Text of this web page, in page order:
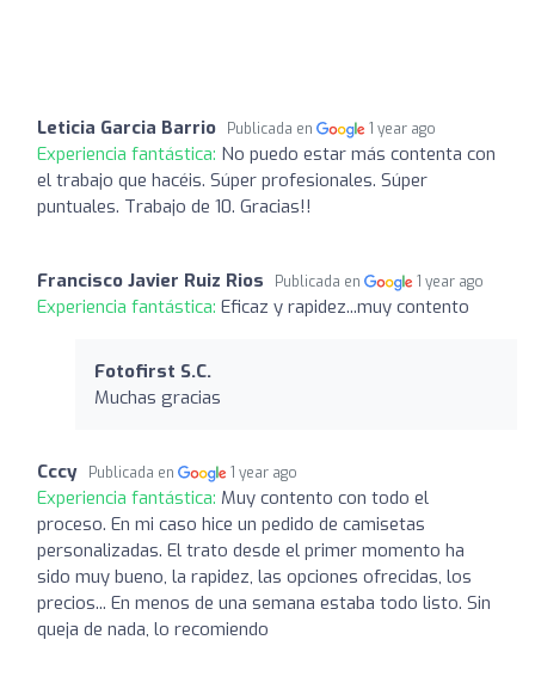
Leticia Garcia Barrio Publicada en 1 year ago
Experiencia fantástica: No puedo estar más contenta con
el trabajo que hacéis. Súper profesionales. Súper
puntuales. Trabajo de 10. Gracias!!
Francisco Javier Ruiz Rios Publicada en 1 year ago
Experiencia fantástica: Eficaz y rapidez...muy contento
Fotofirst S.C.
Muchas gracias
Cccy Publicada en 1 year ago
Experiencia fantástica: Muy contento con todo el
proceso. En mi caso hice un pedido de camisetas
personalizadas. El trato desde el primer momento ha
sido muy bueno, la rapidez, las opciones ofrecidas, los
precios... En menos de una semana estaba todo listo. Sin
queja de nada, lo recomiendo